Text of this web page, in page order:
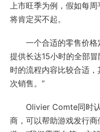
上市旺季为例，假如每
将肯定买不起。
一个合适的零售价格
提供长达15小时的全部
时的流程内容比较合适
次销售。”
Olivier Comte同时认
商，可以帮助游戏发行